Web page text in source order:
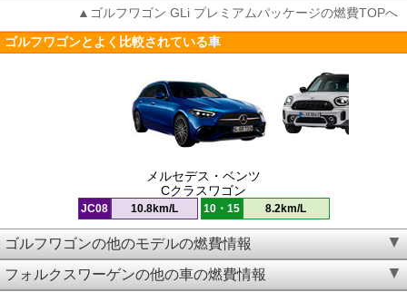
▲ゴルフワゴン GLi プレミアムパッケージの燃費TOPへ
ゴルフワゴンとよく比較されている車
メルセデス・ベンツ
Cクラスワゴン
JC08 10.8km/L 10・15 8.2km/L
ゴルフワゴンの他のモデルの燃費情報
フォルクスワーゲンの他の車の燃費情報